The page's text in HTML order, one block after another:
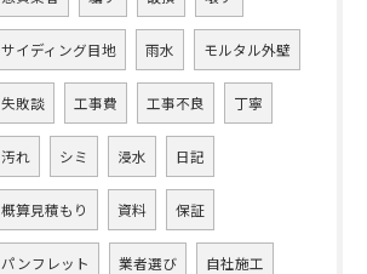
サイディング目地 雨水 モルタル外壁
失敗談 工事費 工事不良 丁寧
汚れ シミ 浸水 日記
概算見積もり 資料 保証
パンフレット 業者選び 自社施工